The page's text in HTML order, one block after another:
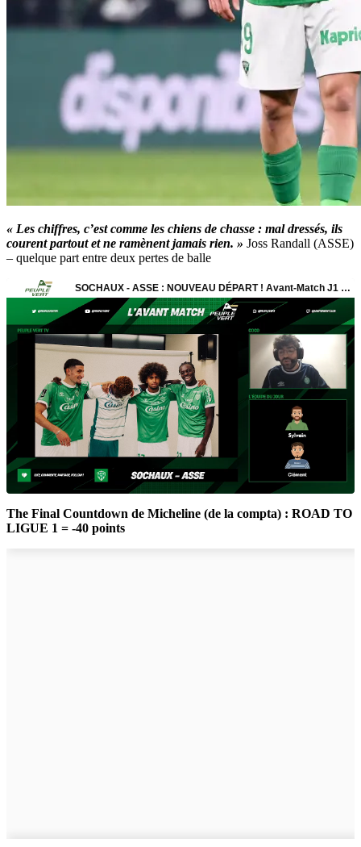
« Les chiffres, c’est comme les chiens de chasse : mal dressés, ils
courent partout et ne ramènent jamais rien. » Joss Randall (ASSE)
– quelque part entre deux pertes de balle
The Final Countdown de Micheline (de la compta) : ROAD TO
LIGUE 1 = -40 points